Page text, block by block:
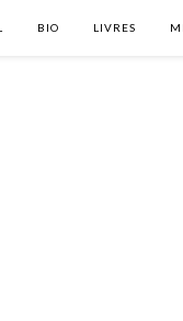
BIO LIVRES